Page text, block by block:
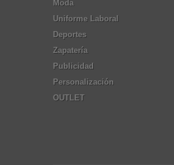
Moda
Uniforme Laboral
Deportes
Zapatería
Publicidad
Personalización
OUTLET